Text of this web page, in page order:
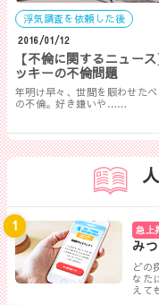
浮気調査を依頼した後
2016/01/12
【不倫に関するニュー
ッキーの不倫問題
年明け早々、世間を賑わせた
の不倫。好き嫌いや……
急上
み
どの
なた
えて